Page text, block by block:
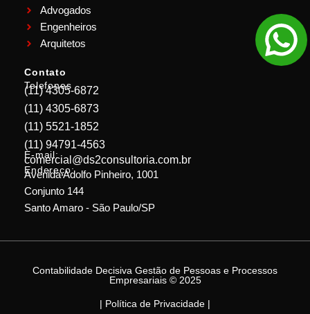
Advogados
Engenheiros
Arquitetos
Contato
Telefones
(11) 4305-6872
(11) 4305-6873
(11) 5521-1852
(11) 94791-4563
E-mail:
comercial@ds2consultoria.com.br
Endereço:
Avenida Adolfo Pinheiro, 1001
Conjunto 144
Santo Amaro - São Paulo/SP
Contabilidade Decisiva Gestão de Pessoas e Processos
Empresariais © 2025
| Política de Privacidade |